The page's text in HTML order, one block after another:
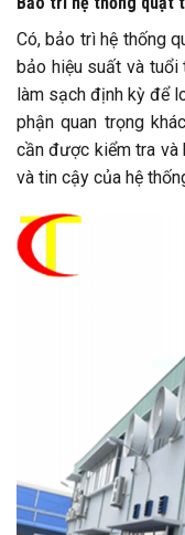
Có, bảo trì hệ thống
bảo hiệu suất và tuổi
làm sạch định kỳ để
phận quan trọng
cần được kiểm tra
và tin cậy của hệ